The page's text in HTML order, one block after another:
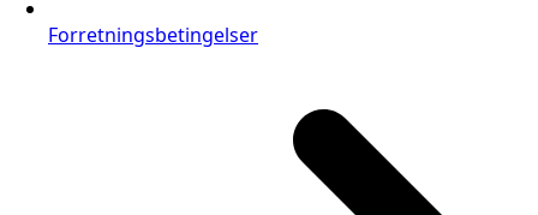
Forretningsbetingelser